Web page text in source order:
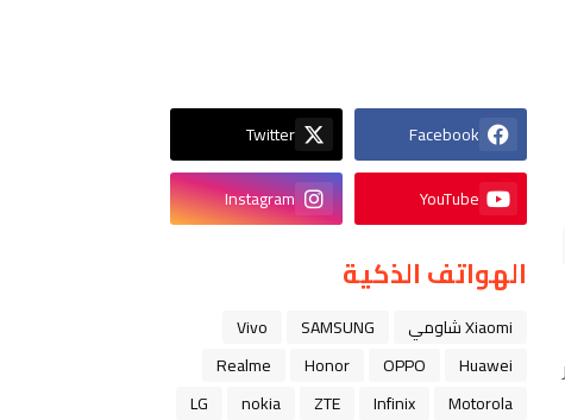
Facebook
Twitter
YouTube
Instagram
الهواتف الذكية
Xiaomi شاومي SAMSUNG
Vivo
Huawei
OPPO
Honor
Realme
Motorola
Infinix
ZTE
nokia
LG